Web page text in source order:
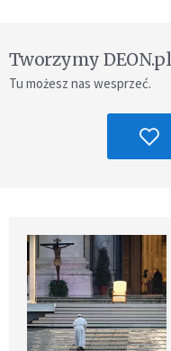
Tworzymy
Tu możesz nas wesprzeć.